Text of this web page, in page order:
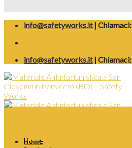
info@safetyworks.it| Chiamaci:
info@safetyworks.it| Chiamaci:
Home
Bambino